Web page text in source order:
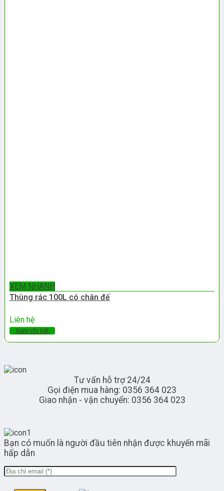
XEM NHANH
Thùng rác 100L có chân đế
Liên hệ
Xem chi tiết
Tư vấn hỗ trợ 24/24
Gọi điện mua hàng: 0356 364 023
Giao nhận - vận chuyển: 0356 364 023
Bạn có muốn là người đầu tiên nhận được khuyến mãi
hấp dẫn